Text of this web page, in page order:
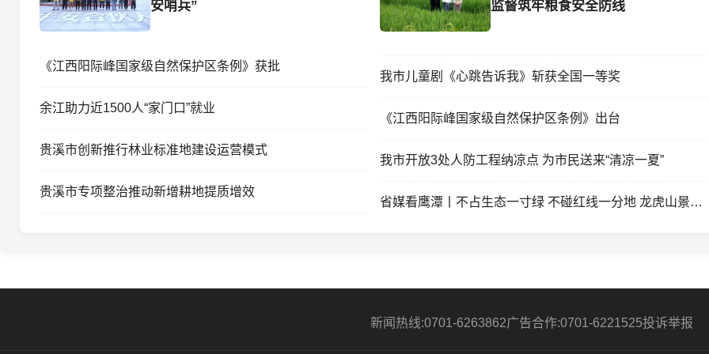
安哨兵”
监督筑牢粮食安全防线
《江西阳际峰国家级自然保护区条例》获批
余江助力近1500人“家门口”就业
贵溪市创新推行林业标准地建设运营模式
贵溪市专项整治推动新增耕地提质增效
我市儿童剧《心跳告诉我》斩获全国一等奖
《江西阳际峰国家级自然保护区条例》出台
我市开放3处人防工程纳凉点 为市民送来“清凉一夏”
省媒看鹰潭丨不占生态一寸绿 不碰红线一分地 龙虎山景区
新闻热线:0701-6263862广告合作:0701-6221525投诉举报